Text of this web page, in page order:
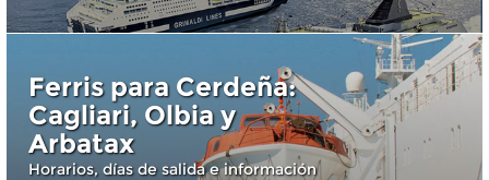
Ferris para Cerdeña:
Cagliari, Olbia y
Arbatax
Horarios, días de salida e información